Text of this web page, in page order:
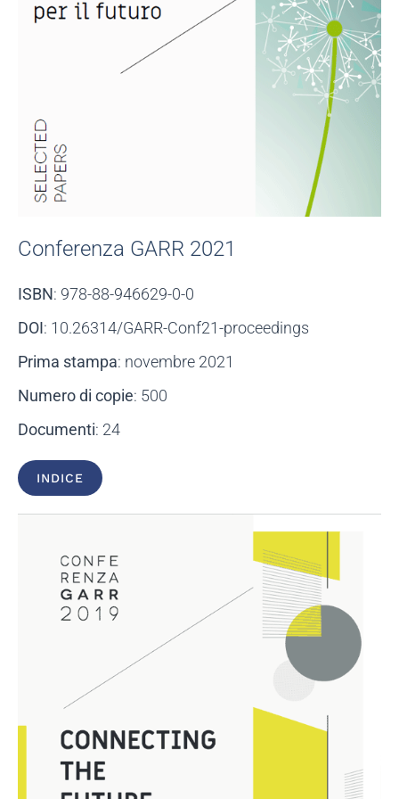
Conferenza GARR 2021
ISBN: 978-88-946629-0-0
DOI: 10.26314/GARR-Conf21-proceedings
Prima stampa: novembre 2021
Numero di copie: 500
Documenti: 24
INDICE